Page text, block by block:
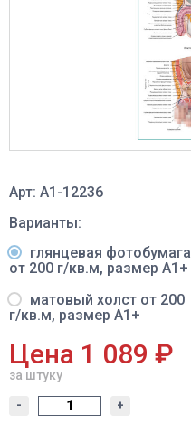
Арт: A1-12236
Варианты:
глянцевая фотобумага
от 200 г/кв.м, размер A1+
матовый холст от 200
г/кв.м, размер A1+
Цена 1 089 ₽
за штуку
- +